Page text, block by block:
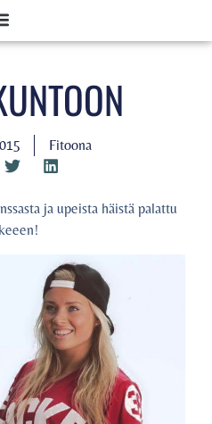
Fitoona
ja upeista häistä palattu